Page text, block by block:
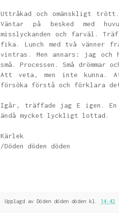
Uttråkad och omänskligt
Väntar på besked med
misslyckanden och farväl.
fika. Lunch med två vänner
vintras. Men annars: jag och
små. Processen. Små
Att veta, men inte kunna.
försöka förstå och förklara
Igår, träffade jag E igen. En
ändå mycket lyckligt lottad.
Kärlek
/Döden döden döden
Upplagd av Döden döden döden kl. 14:42